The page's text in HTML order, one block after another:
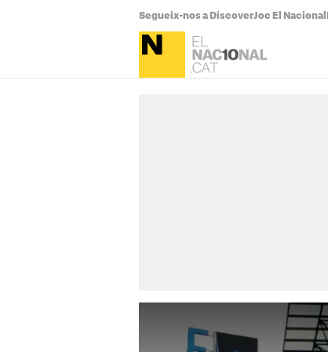
Segueix-nos a DiscoverJoc El Nacional